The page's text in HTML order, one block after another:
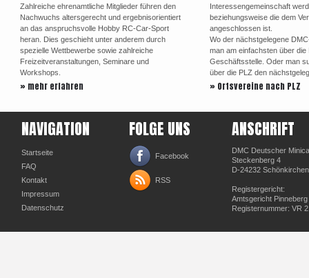
Zahlreiche ehrenamtliche Mitglieder führen den
Nachwuchs altersgerecht und ergebnisorientiert
an das anspruchsvolle Hobby RC-Car-Sport
heran. Dies geschieht unter anderem durch
spezielle Wettbewerbe sowie zahlreiche
Freizeitveranstaltungen, Seminare und
Workshops.
» mehr erfahren
Interessengemeinschaft
beziehungsweise die dem
angeschlossen ist.
Wo der nächstgelegene
man am einfachsten über die
Geschäftsstelle. Oder man
über die PLZ den
» Ortsvereine nach PLZ
NAVIGATION
Startseite
FAQ
Kontakt
Impressum
Datenschutz
FOLGE UNS
Facebook
RSS
ANSCHRIFT
DMC Deutscher
Steckenberg 4
D-24232 Schönkirchen
Registergericht:
Amtsgericht Pinneberg
Registernummer: VR